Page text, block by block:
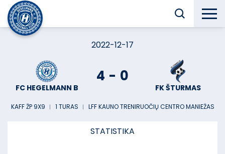
2022-12-17
FC HEGELMANN B
4 - 0
FK ŠTURMAS
KAFF ŽP 9X9 ︱ 1 TURAS ︱ LFF KAUNO TRENIRUOČIŲ CENTRO MANIEŽAS
STATISTIKA